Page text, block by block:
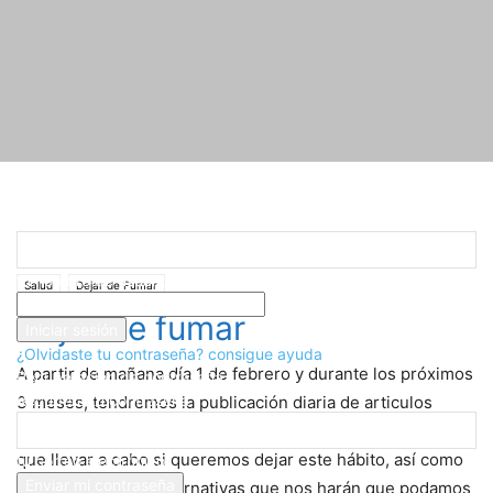
tu nombre de usuario
¿Olvidaste tu contraseña? consigue ayuda
Recuperación de contraseña
Recupera tu contraseña
tu correo electrónico
Salud Dejar de Fumar
Dejar de fumar
A partir de mañana dí­a 1 de febrero y durante los próximos
3 meses, tendremos la publicación diaria de articulos
que llevar a cabo si queremos dejar este hábito, así­ como
diversos trucos y alternativas que nos harán que podamos